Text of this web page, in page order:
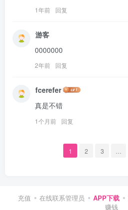
1年前 回复
游客
0000000
2年前 回复
fcerefer
真是不错
1个月前 回复
1 2 3
充值 在线联系管理员 APP下载
赚钱